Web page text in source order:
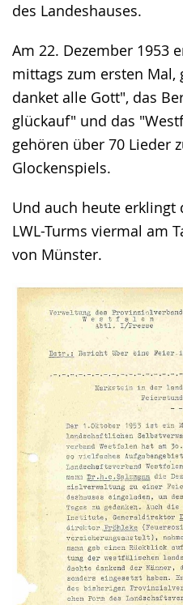
des Landeshauses.
Am 22. Dezember 1953
mittags zum ersten
danket alle Gott", das
glückauf" und das
gehören über 70 Lieder
Glockenspiels.
Und auch heute erklingt
LWL-Turms viermal am
von Münster.